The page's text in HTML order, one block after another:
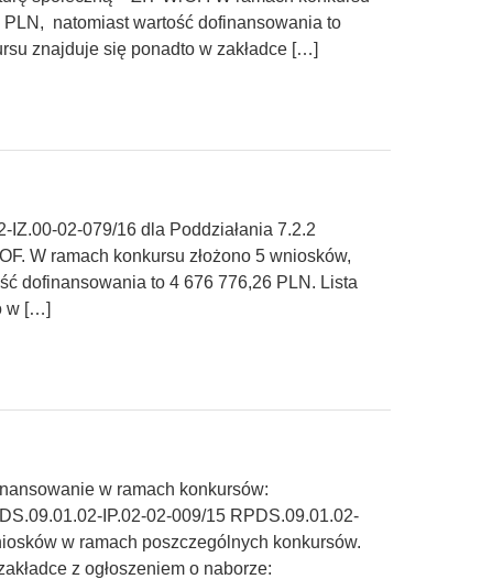
PLN, natomiast wartość dofinansowania to
znajduje się ponadto w zakładce […]
IZ.00-02-079/16 dla Poddziałania 7.2.2
W ramach konkursu złożono 5 wniosków,
dofinansowania to 4 676 776,26 PLN. Lista
w […]
w ramach konkursów:
IP.02-02-009/15 RPDS.09.01.02-
w ramach poszczególnych konkursów.
z ogłoszeniem o naborze: